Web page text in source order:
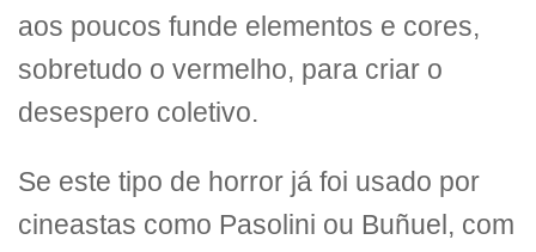
aos poucos funde elementos e cores,
sobretudo o vermelho, para criar o
desespero coletivo.
Se este tipo de horror já foi usado por
cineastas como Pasolini ou Buñuel, com